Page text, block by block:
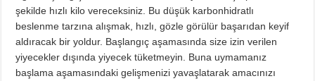
şekilde hızlı kilo vereceksiniz. Bu düşük karbonhidratlı
beslenme tarzına alışmak, hızlı, gözle görülür başarıdan keyif
aldıracak bir yoldur. Başlangıç aşamasında size izin verilen
yiyecekler dışında yiyecek tüketmeyin. Buna uymamanız
başlama aşamasındaki gelişmenizi yavaşlatarak amacınızı